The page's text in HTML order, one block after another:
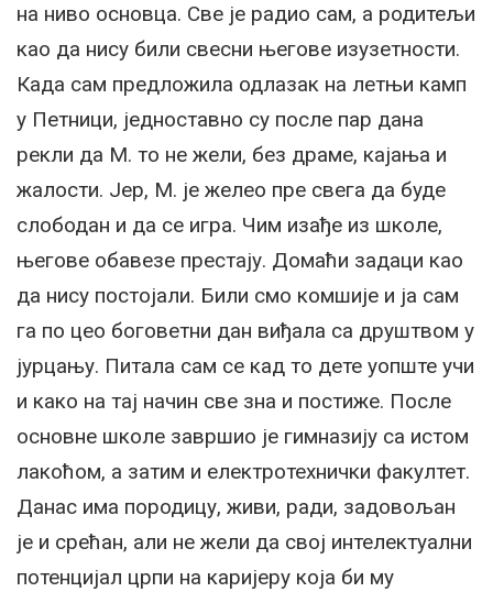
на ниво основца. Све је радио сам, а родитељи
као да нису били свесни његове изузетности.
Када сам предложила одлазак на летњи камп
у Петници, једноставно су после пар дана
рекли да М. то не жели, без драме, кајања и
жалости. Јер, М. је желео пре свега да буде
слободан и да се игра. Чим изађе из школе,
његове обавезе престају. Домаћи задаци као
да нису постојали. Били смо комшије и ја сам
га по цео боговетни дан виђала са друштвом у
јурцању. Питала сам се кад то дете уопште учи
и како на тај начин све зна и постиже. После
основне школе завршио је гимназију са истом
лакоћом, а затим и електротехнички факултет.
Данас има породицу, живи, ради, задовољан
је и срећан, али не жели да свој интелектуални
потенцијал црпи на каријеру која би му